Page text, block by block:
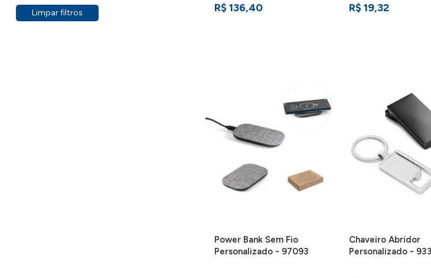
Limpar filtros R$ 136,40 R$ 19,32
Power Bank Sem Fio
Personalizado - 97093
Chaveiro Abridor
Personalizado -